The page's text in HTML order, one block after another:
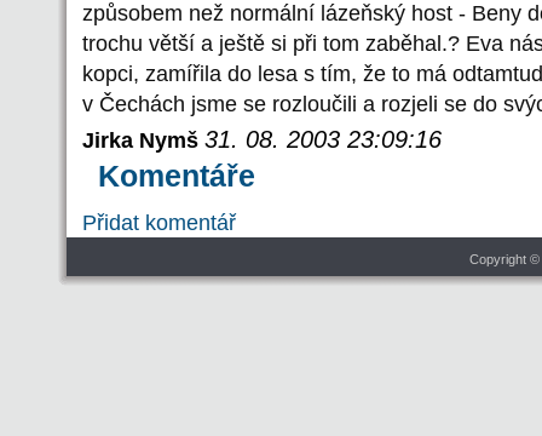
způsobem než normální lázeňský host - Beny
trochu větší a ještě si při tom zaběhal.? Eva
kopci, zamířila do lesa s tím, že to má
v Čechách jsme se rozloučili a rozjeli se do
Jirka Nymš 31. 08. 2003 23:09:16
Komentáře
Přidat komentář
Copyright